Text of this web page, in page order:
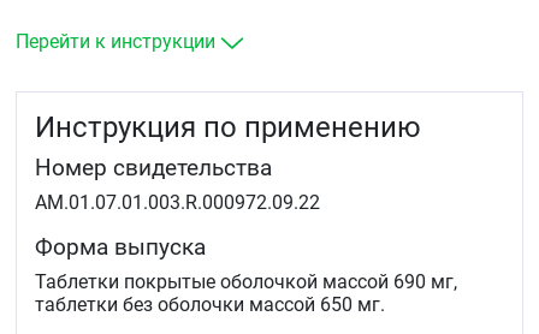
Перейти к инструкции
Инструкция по применению
Номер свидетельства
AM.01.07.01.003.R.000972.09.22
Форма выпуска
Таблетки покрытые оболочкой массой 690 мг,
таблетки без оболочки массой 650 мг.